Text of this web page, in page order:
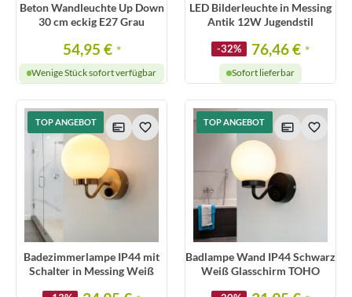
Beton Wandleuchte Up Down
30 cm eckig E27 Grau
54,95 € *
Wenige Stück sofort verfügbar
LED Bilderleuchte in Messing
Antik 12W Jugendstil
-32% 76,46 € *
Sofort lieferbar
TOP ANGEBOT
Badezimmerlampe IP44 mit
Schalter in Messing Weiß
TOP ANGEBOT
Badlampe Wand IP44 Schwarz
Weiß Glasschirm TOHO